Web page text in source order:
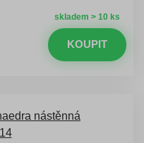
skladem > 10 ks
KOUPIT